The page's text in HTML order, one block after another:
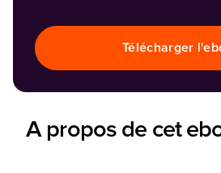
A propos de cet
Télécharger